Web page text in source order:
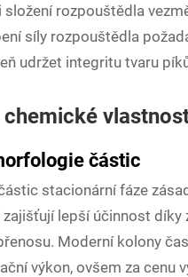
rozpouštědla
síly rozpouštědla
udržet integritu tvaru
chemické
částic
stacionární fáze
lepší účinnost
Moderní kolony
výkon, ovšem za cenu